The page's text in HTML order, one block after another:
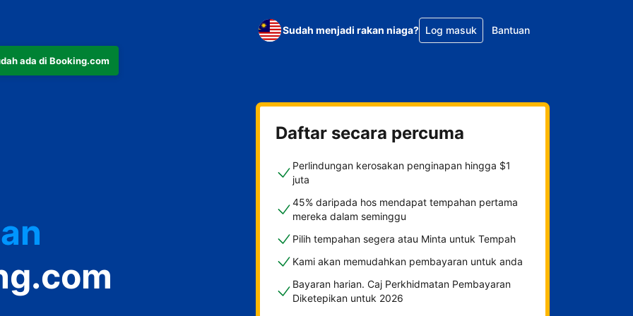
ada di Booking.com
Sudah menjadi rakan niaga? Log masuk Bantuan
Daftar secara percuma
Perlindungan kerosakan penginapan hingga $1
juta
45% daripada hos mendapat tempahan pertama
mereka dalam seminggu
Pilih tempahan segera atau Minta untuk Tempah
Kami akan memudahkan pembayaran untuk anda
Bayaran harian. Caj Perkhidmatan Pembayaran
Diketepikan untuk 2026